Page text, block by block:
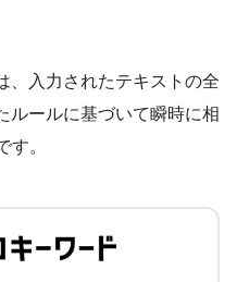
、入力されたテキストの全
ルールに基づいて瞬時に相
す。